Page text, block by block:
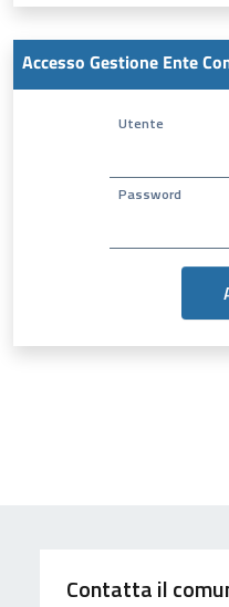
Accesso Gestione Ente
Utente
Password
Contatta il